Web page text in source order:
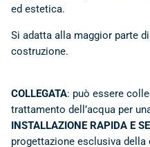
ed estetica.
Si adatta alla maggior parte
costruzione.
COLLEGATA: può essere
trattamento dell’acqua per
INSTALLAZIONE RAPIDA E
progettazione esclusiva della